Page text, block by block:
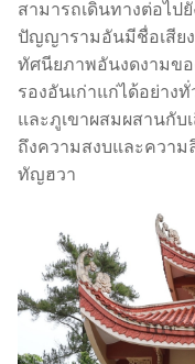
สามารถเดินทางต่อไป
ปัญญารามอันมีชื่อเสีย
ทัศนียภาพอันงดงามข
รองอันเก่าแก่ได้อย่า
และภูเขาผสมผสานกั
ถึงความสงบและควา
ทัญฮวา